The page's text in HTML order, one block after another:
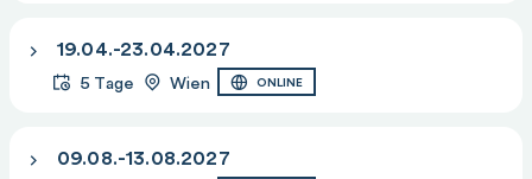
19.04.-23.04.2027
5 Tage Wien ONLINE
09.08.-13.08.2027